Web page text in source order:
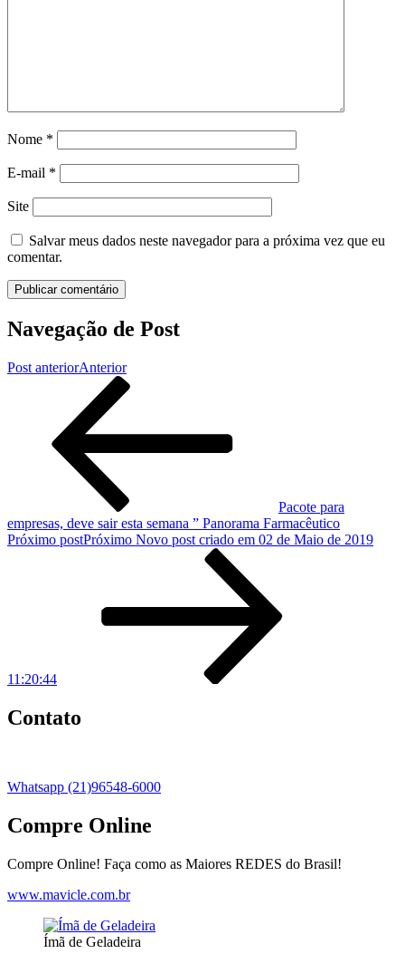
Nome *
E-mail *
Site
Salvar meus dados neste navegador para a próxima vez que eu
comentar.
Navegação de Post
Post anteriorAnterior
Pacote para
empresas, deve sair esta semana ” Panorama Farmacêutico
Próximo postPróximo Novo post criado em 02 de Maio de 2019
11:20:44
Contato
Whatsapp (21)96548-6000
Compre Online
Compre Online! Faça como as Maiores REDES do Brasil!
www.mavicle.com.br
Ímã de Geladeira